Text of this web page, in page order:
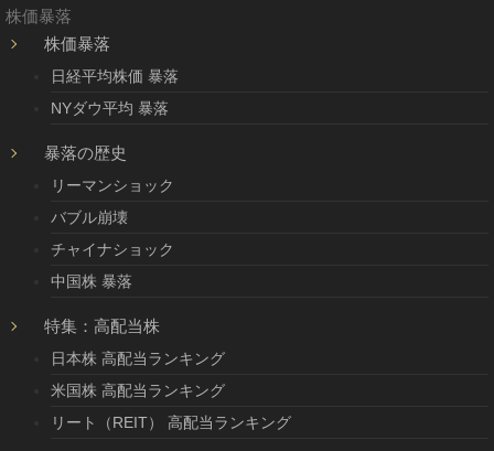
株価暴落
株価暴落
日経平均株価 暴落
NYダウ平均 暴落
暴落の歴史
リーマンショック
バブル崩壊
チャイナショック
中国株 暴落
特集：高配当株
日本株 高配当ランキング
米国株 高配当ランキング
リート（REIT） 高配当ランキング